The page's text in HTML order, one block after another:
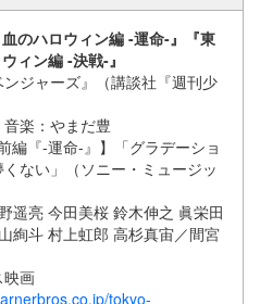
のハロウィン編 -運命-』『東
ィン編 -決戦-』
ジャーズ』（講談社『週刊少
楽：やまだ豊
編『-運命-』】「グラデーショ
ない」（ソニー・ミュージッ
遥亮 今田美桜 鈴木伸之 眞栄田
絢斗 村上虹郎 高杉真宙／間宮
映画
tokyo-